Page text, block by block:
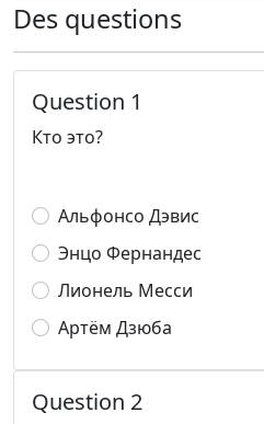
Des questions
Question 1
Кто это?
Альфонсо Дэвис
Энцо Фернандес
Лионель Месси
Артём Дзюба
Question 2